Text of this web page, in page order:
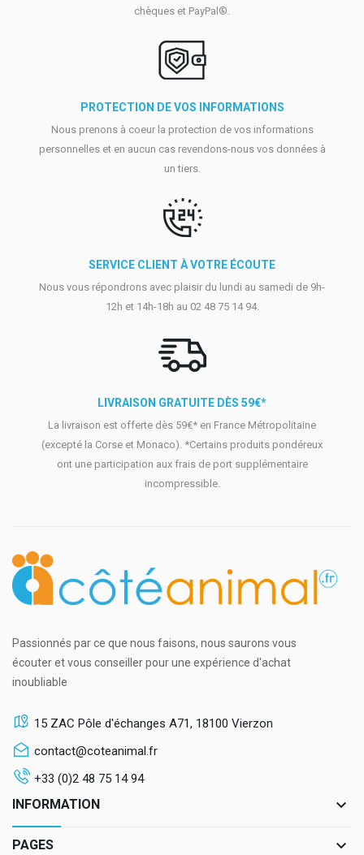
chèques et PayPal®.
PROTECTION DE VOS INFORMATIONS
Nous prenons à coeur la protection de vos informations
personnelles et en aucun cas revendons-nous vos données à
un tiers.
SERVICE CLIENT À VOTRE ÉCOUTE
Nous vous répondrons avec plaisir du lundi au samedi de 9h-
12h et 14h-18h au 02 48 75 14 94.
LIVRAISON GRATUITE DÈS 59€*
La livraison est offerte dès 59€* en France Métropolitaine
(excepté la Corse et Monaco). *Certains produits pondéreux
ont une participation aux frais de port supplémentaire
incompressible.
Passionnés par ce que nous faisons, nous saurons vous
écouter et vous conseiller pour une expérience d'achat
inoubliable
15 ZAC Pôle d'échanges A71, 18100 Vierzon
contact@coteanimal.fr
+33 (0)2 48 75 14 94
INFORMATION keyboard_arrow_down
PAGES keyboard_arrow_down